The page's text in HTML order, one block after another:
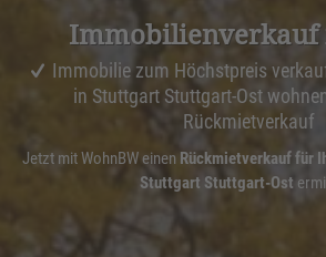
Immobi­li­en­ver­kauf
Immobilie zum Höchstpreis
in Stuttgart Stuttgart-Ost
Rückmietverkauf
Jetzt mit WohnBW einen Rückmietverkauf für
Stuttgart Stuttgart-Ost